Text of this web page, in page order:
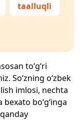
taalluqli
to‘g‘ri
So‘zning o‘zbek
imlosi, nechta
bo‘g‘inga